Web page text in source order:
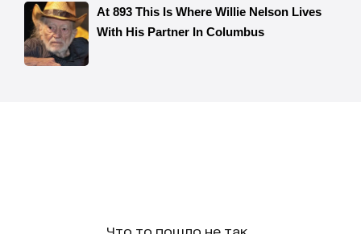
Что то пошло не так...